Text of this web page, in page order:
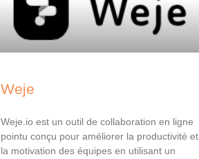
Weje
Weje.io est un outil de collaboration en ligne
pointu conçu pour améliorer la productivité et
la motivation des équipes en utilisant un